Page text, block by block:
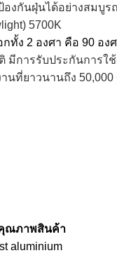
องกันฝุ่นได้อย่างสม
5700K
ทั้ง 2 องศา คือ 90 อง
การรับประกันการใ
นที่ยาวนานถึง 50,000
ณภาพสินค้า
aluminium